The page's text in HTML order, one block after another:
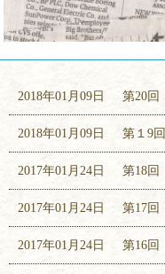
2018年01月09日 第20回
2018年01月09日 第１9回
2017年01月24日 第18回
2017年01月24日 第17回
2017年01月24日 第16回